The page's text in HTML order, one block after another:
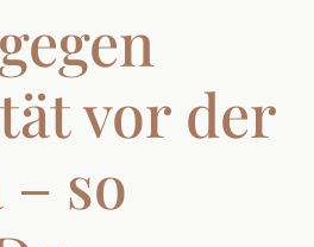
vor der
so